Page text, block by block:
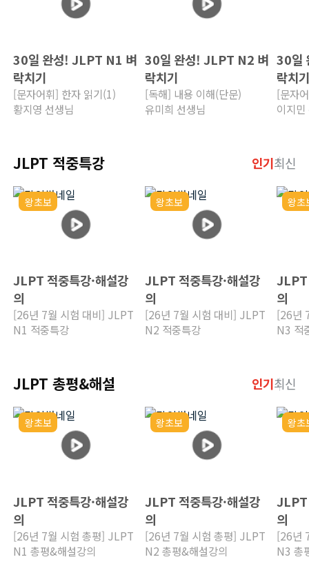
30일 완성! JLPT N1 벼
락치기
[문자어휘] 한자 읽기(1)
황지영 선생님
30일 완성! JLPT N2 벼
락치기
[독해] 내용 이해(단문)
유미희 선생님
30일
락치기
[문자
이지민
JLPT 적중특강 인기최신
왕초보
JLPT 적중특강·해설강
의
[26년 7월 시험 대비] JLPT
N1 적중특강
왕초보
JLPT 적중특강·해설강
의
[26년 7월 시험 대비] JLPT
N2 적중특강
왕초
JLPT
의
[26년
N3 적
JLPT 총평&해설 인기최신
왕초보
JLPT 적중특강·해설강
의
[26년 7월 시험 총평] JLPT
N1 총평&해설강의
왕초보
JLPT 적중특강·해설강
의
[26년 7월 시험 총평] JLPT
N2 총평&해설강의
왕초
JLPT
의
[26년
N3 총